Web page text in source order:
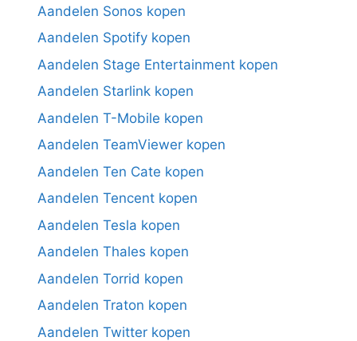
Aandelen Sonos kopen
Aandelen Spotify kopen
Aandelen Stage Entertainment kopen
Aandelen Starlink kopen
Aandelen T-Mobile kopen
Aandelen TeamViewer kopen
Aandelen Ten Cate kopen
Aandelen Tencent kopen
Aandelen Tesla kopen
Aandelen Thales kopen
Aandelen Torrid kopen
Aandelen Traton kopen
Aandelen Twitter kopen